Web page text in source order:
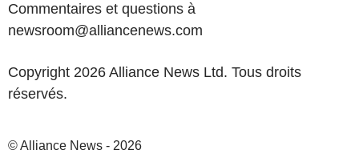
Commentaires et questions à
newsroom@alliancenews.com
Copyright 2026 Alliance News Ltd. Tous droits
réservés.
© Alliance News - 2026